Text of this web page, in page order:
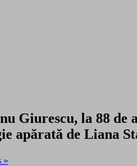
Giurescu, la 88 de
apărată de Liana
»